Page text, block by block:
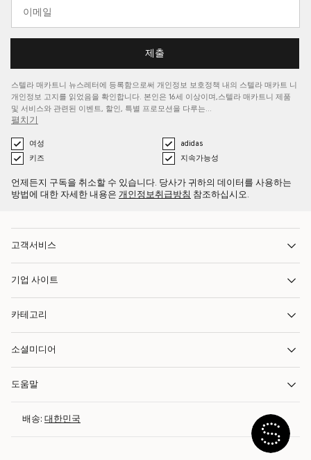
제출
스텔라 매카트니 뉴스레터에 등록함으로써 개인정보 보호정책 내의 스텔라 매카트 니
개인정보 고지를 읽었음을 확인합니다. 본인은 16세 이상이며,스텔라 매카트니 제품
및 서비스와 관련된 이벤트, 할인, 특별 프로모션을 다루는…
펼치기
여성
adidas
키즈
지속가능성
언제든지 구독을 취소할 수 있습니다. 당사가 귀하의 데이터를 사용하는
방법에 대한 자세한 내용은 개인정보취급방침 참조하십시오.
고객서비스
기업 사이트
카테고리
소셜미디어
도움말
배송: 대한민국